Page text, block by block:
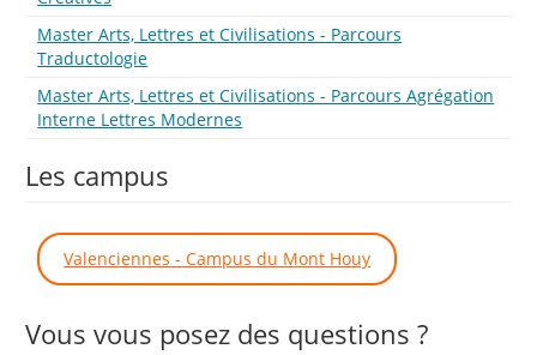
Master Arts, Lettres et Civilisations - Parcours
Traductologie
Master Arts, Lettres et Civilisations - Parcours Agrégation
Interne Lettres Modernes
Les campus
Valenciennes - Campus du Mont Houy
Vous vous posez des questions ?